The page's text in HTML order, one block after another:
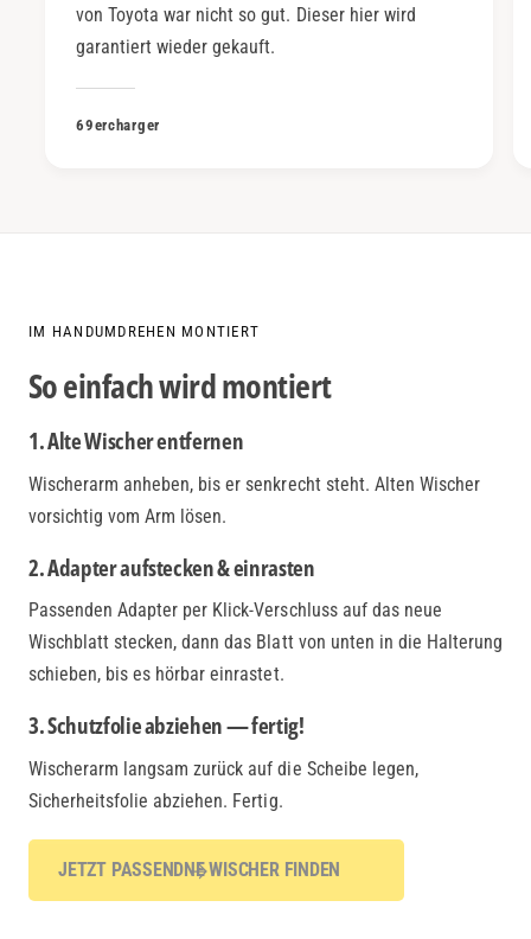
von Toyota war nicht so gut. Dieser hier wird
garantiert wieder gekauft.
69ercharger
IM HANDUMDREHEN MONTIERT
So einfach wird montiert
1. Alte Wischer entfernen
Wischerarm anheben, bis er senkrecht steht. Alten Wischer
vorsichtig vom Arm lösen.
2. Adapter aufstecken & einrasten
Passenden Adapter per Klick-Verschluss auf das neue
Wischblatt stecken, dann das Blatt von unten in die Halterung
schieben, bis es hörbar einrastet.
3. Schutzfolie abziehen — fertig!
Wischerarm langsam zurück auf die Scheibe legen,
Sicherheitsfolie abziehen. Fertig.
JETZT PASSENDNE WISCHER FINDEN